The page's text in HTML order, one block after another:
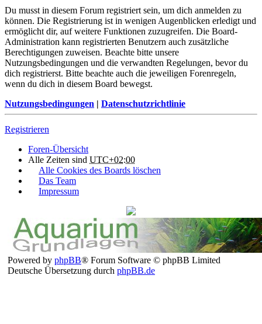
Du musst in diesem Forum registriert sein, um dich anmelden zu
können. Die Registrierung ist in wenigen Augenblicken erledigt und
ermöglicht dir, auf weitere Funktionen zuzugreifen. Die Board-
Administration kann registrierten Benutzern auch zusätzliche
Berechtigungen zuweisen. Beachte bitte unsere
Nutzungsbedingungen und die verwandten Regelungen, bevor du
dich registrierst. Bitte beachte auch die jeweiligen Forenregeln,
wenn du dich in diesem Board bewegst.
Nutzungsbedingungen | Datenschutzrichtlinie
Registrieren
Foren-Übersicht
Alle Zeiten sind UTC+02:00
Alle Cookies des Boards löschen
Das Team
Impressum
Powered by phpBB® Forum Software © phpBB Limited
Deutsche Übersetzung durch phpBB.de